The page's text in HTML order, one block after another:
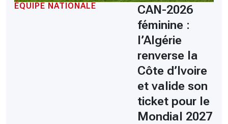
ÉQUIPE NATIONALE
CAN-2026
féminine :
l’Algérie
renverse la
Côte d’Ivoire
et valide son
ticket pour le
Mondial 2027